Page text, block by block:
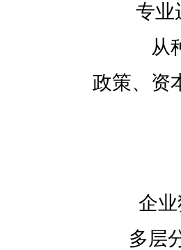
专业
从
政策、资
企
多层